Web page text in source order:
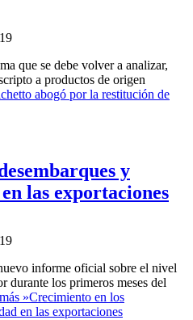
que se debe volver a analizar,
a productos de origen
abogó por la restitución de
y
las exportaciones
informe oficial sobre el nivel
durante los primeros meses del
»Crecimiento en los
en las exportaciones